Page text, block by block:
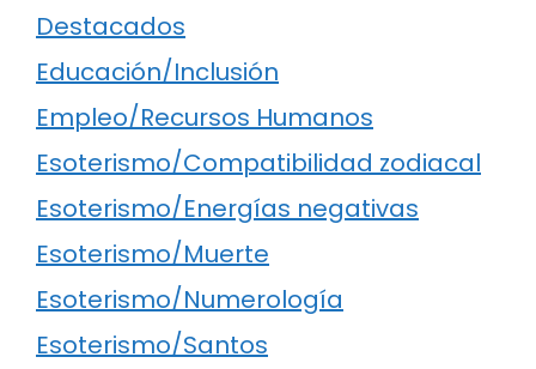
Destacados
Educación/Inclusión
Empleo/Recursos Humanos
Esoterismo/Compatibilidad zodiacal
Esoterismo/Energías negativas
Esoterismo/Muerte
Esoterismo/Numerología
Esoterismo/Santos